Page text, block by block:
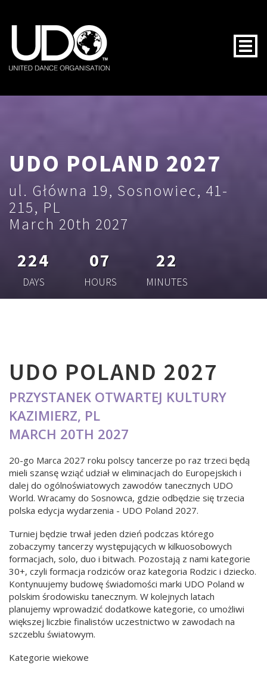
UDO POLAND 2027
ul. Główna 19, Sosnowiec, 41-
215, PL
March 20th 2027
224
DAYS
07
HOURS
22
MINUTES
UDO POLAND 2027
PRZYSTANEK OTWARTEJ KULTURY
KAZIMIERZ, PL
MARCH 20TH 2027
20-go Marca 2027 roku polscy tancerze po raz trzeci będą
mieli szansę wziąć udział w eliminacjach do Europejskich i
dalej do ogólnoświatowych zawodów tanecznych UDO
World. Wracamy do Sosnowca, gdzie odbędzie się trzecia
polska edycja wydarzenia - UDO Poland 2027.
Turniej będzie trwał jeden dzień podczas którego
zobaczymy tancerzy występujących w kilkuosobowych
formacjach, solo, duo i bitwach. Pozostają z nami kategorie
30+, czyli formacja rodziców oraz kategoria Rodzic i dziecko.
Kontynuujemy budowę świadomości marki UDO Poland w
polskim środowisku tanecznym. W kolejnych latach
planujemy wprowadzić dodatkowe kategorie, co umożliwi
większej liczbie finalistów uczestnictwo w zawodach na
szczeblu światowym.
Kategorie wiekowe